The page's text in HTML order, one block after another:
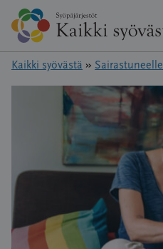
Hyppää
sisältöön
Kaikki syövästä » Sairastuneelle